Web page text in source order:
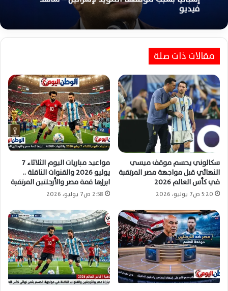
بن غفير يعلن دعمه للأرجنتين وميسي أمام
إسبانيا بسبب موقفها المؤيد لإسرائيل – شاهد
فيديو
ميسي يقود الأرجنتين أمام إسبانيا في نهائي
كأس العالم بتشكيل رسمي تاريخي
مقالات ذات صلة
سكالوني يحسم موقف ميسي
النهائي قبل مواجهة مصر المرتقبة
في كأس العالم 2026
5:20 ص7 يوليو، 2026
مواعيد مباريات اليوم الثلاثاء 7
يوليو 2026 والقنوات الناقلة ..
ابرزها قمة مصر والأرجنتين المرتقبة
2:58 ص7 يوليو، 2026